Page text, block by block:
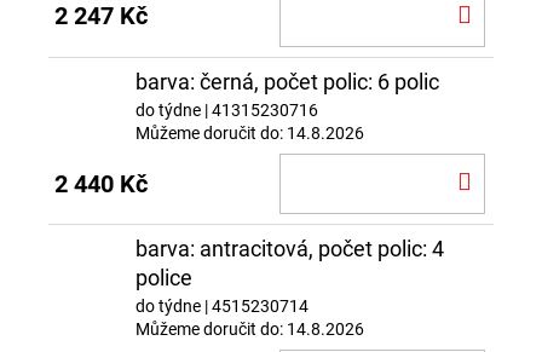
2 247 Kč
barva: černá, počet polic: 6 polic
do týdne | 41315230716
Můžeme doručit do: 14.8.2026
2 440 Kč
barva: antracitová, počet polic: 4
police
do týdne | 4515230714
Můžeme doručit do: 14.8.2026